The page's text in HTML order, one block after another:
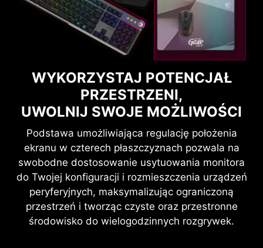
WYKORZYSTAJ POTENCJAŁ
PRZESTRZENI,
UWOLNIJ SWOJE MOŻLIWOŚCI
Podstawa umożliwiająca regulację położenia
ekranu w czterech płaszczyznach pozwala na
swobodne dostosowanie usytuowania monitora
do Twojej konfiguracji i rozmieszczenia urządzeń
peryferyjnych, maksymalizując ograniczoną
przestrzeń i tworząc czyste oraz przestronne
środowisko do wielogodzinnych rozgrywek.